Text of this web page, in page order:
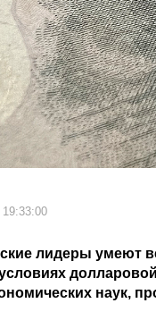
лидеры умеют
наук,